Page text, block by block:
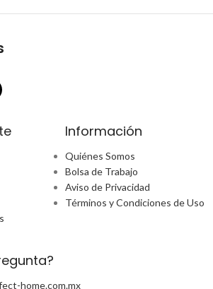
Información
Quiénes Somos
Bolsa de Trabajo
Aviso de Privacidad
Términos y Condiciones de Uso
home.com.mx